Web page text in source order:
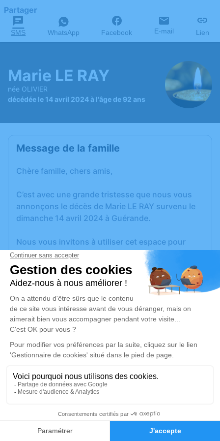
Faire-part Hommages
Partager
SMS WhatsApp Facebook E-mail Lien
Marie LE RAY
née OLIVIER
décédée le 14 avril 2024 à l'âge de 92 ans
Message de la famille
Chère famille, chers amis,
C’est avec une grande tristesse que nous vous
annonçons le décès de Marie LE RAY survenu le
dimanche 14 avril 2024 à Guérande.
Nous vous invitons à utiliser cet espace pour
laisser vos condoléances, partager des photos
souvenirs, une anecdote ou exprimer vos
pensées à travers des poèmes ou des textes. Cet
endroit est un lieu d'expression dédié à honorer la
mémoire de Marie LE RAY.
Un service de plantation d’arbre hommage est
disponible ici
Cérémonie religieuse
Église de Trescalan de La Turballe
12, Rue de l'Église